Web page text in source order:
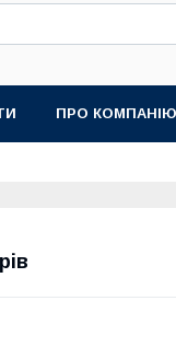
ПРО КОМПАНІЮ